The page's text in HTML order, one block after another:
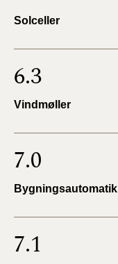
Solceller
6.3
Vindmøller
7.0
Bygningsautomatik
7.1